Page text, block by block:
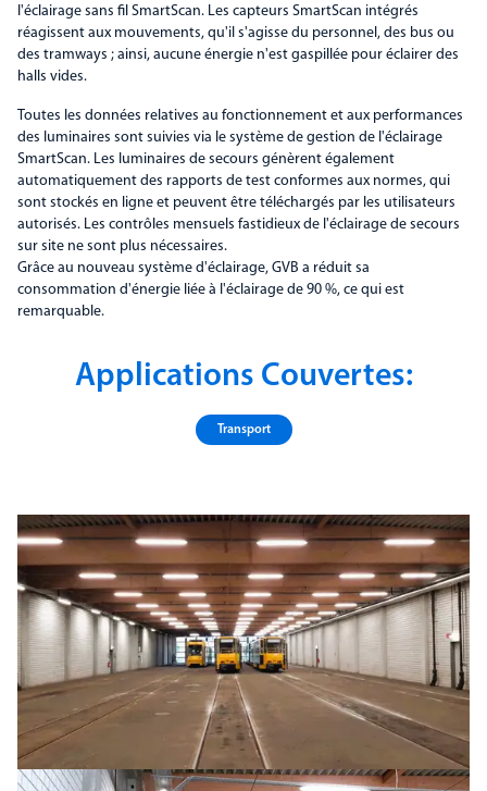
l'éclairage sans fil SmartScan. Les capteurs SmartScan intégrés
réagissent aux mouvements, qu'il s'agisse du personnel, des bus ou
des tramways ; ainsi, aucune énergie n'est gaspillée pour éclairer des
halls vides.
Toutes les données relatives au fonctionnement et aux performances
des luminaires sont suivies via le système de gestion de l'éclairage
SmartScan. Les luminaires de secours génèrent également
automatiquement des rapports de test conformes aux normes, qui
sont stockés en ligne et peuvent être téléchargés par les utilisateurs
autorisés. Les contrôles mensuels fastidieux de l'éclairage de secours
sur site ne sont plus nécessaires.
Grâce au nouveau système d'éclairage, GVB a réduit sa
consommation d'énergie liée à l'éclairage de 90 %, ce qui est
remarquable.
Applications Couvertes:
Transport